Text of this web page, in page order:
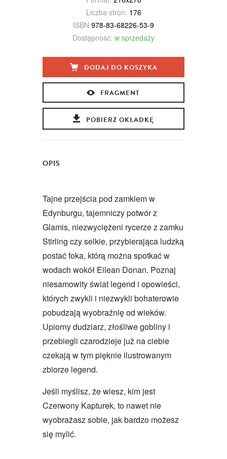
Liczba stron: 176
ISBN 978-83-68226-53-9
Dostępność: w sprzedaży
DODAJ DO KOSZYKA
FRAGMENT
POBIERZ OKŁADKĘ
OPIS
Tajne przejścia pod zamkiem w
Edynburgu, tajemniczy potwór z
Glamis, niezwyciężeni rycerze z zamku
Stirling czy selkie, przybierająca ludzką
postać foka, którą można spotkać w
wodach wokół Eilean Donan. Poznaj
niesamowity świat legend i opowieści,
których zwykli i niezwykli bohaterowie
pobudzają wyobraźnię od wieków.
Upiorny dudziarz, złośliwe gobliny i
przebiegli czarodzieje już na ciebie
czekają w tym pięknie ilustrowanym
zbiorze legend.
Jeśli myślisz, że wiesz, kim jest
Czerwony Kapturek, to nawet nie
wyobrażasz sobie, jak bardzo możesz
się mylić.